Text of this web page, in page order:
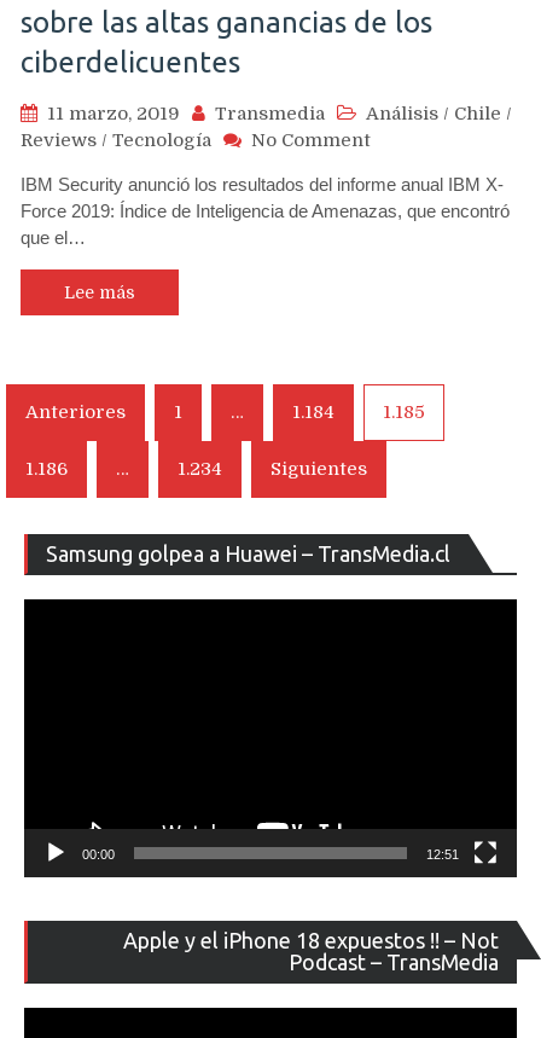
sobre las altas ganancias de los
ciberdelicuentes
11 marzo, 2019 Transmedia Análisis / Chile /
Reviews / Tecnología No Commenton
Informe
IBM
ganancias
de
los
IBM Security anunció los resultados del informe anual IBM X-
Force 2019: Índice de Inteligencia de Amenazas, que encontró
que el…
Lee más
Navegación
entradas
Anteriores 1 … 1.184 1.185
1.186 … 1.234 Siguientes
Samsung golpea a Huawei – TransMedia.cl
de
00:00 12:51
Apple y el iPhone 18 expuestos !! – Not
Podcast – TransMedia
de